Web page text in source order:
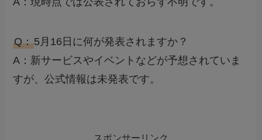
Q：5月16日に何が発表されますか？
A：新サービスやイベントなどが予想されていま
すが、公式情報は未発表です。
スポンサーリンク